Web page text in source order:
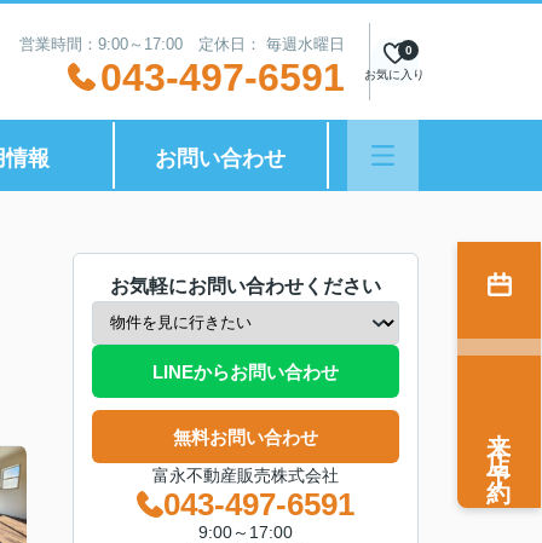
営業時間：9:00～17:00 定休日： 毎週水曜日
043-497-6591 お気に入り
0
情報 お問い合わせ
お気軽にお問い合わせください
LINEからお問い合わせ
無料お問い合わせ
富永不動産販売株式会社
043-497-6591
9:00～17:00
来店予約